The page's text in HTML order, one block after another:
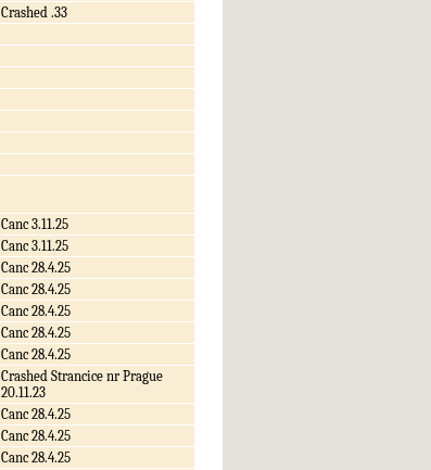
Crashed .33
Canc 3.11.25
Canc 3.11.25
Canc 28.4.25
Canc 28.4.25
Canc 28.4.25
Canc 28.4.25
Canc 28.4.25
Crashed Strancice nr Prague
20.11.23
Canc 28.4.25
Canc 28.4.25
Canc 28.4.25